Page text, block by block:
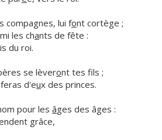
compagnes, lui font cortège ;
les chants de fête :
is du roi.
se lèveront tes fils ;
d'eux des princes.
pour les âges des âges :
grâce,